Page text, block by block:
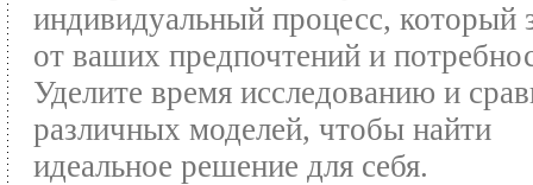
индивидуальный процесс, который
от ваших предпочтений и
Уделите время исследованию и
различных моделей, чтобы найти
идеальное решение для себя.